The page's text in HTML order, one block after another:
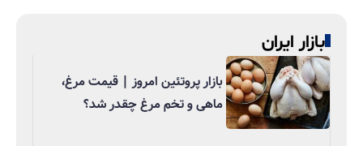
بازار ایران
بازار پروتئین امروز | قیمت مرغ،
ماهی و تخم مرغ چقدر شد؟